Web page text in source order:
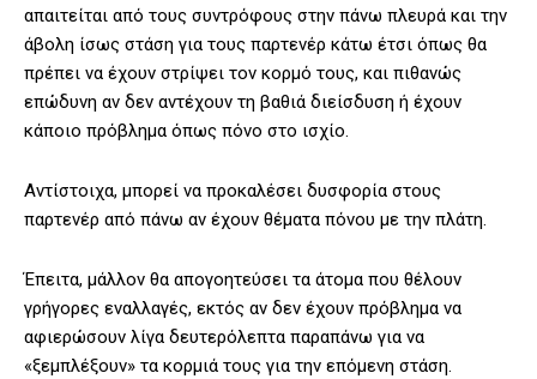
απαιτείται από τους συντρόφους στην πάνω πλευρά και την
άβολη ίσως στάση για τους παρτενέρ κάτω έτσι όπως θα
πρέπει να έχουν στρίψει τον κορμό τους, και πιθανώς
επώδυνη αν δεν αντέχουν τη βαθιά διείσδυση ή έχουν
κάποιο πρόβλημα όπως πόνο στο ισχίο.
Αντίστοιχα, μπορεί να προκαλέσει δυσφορία στους
παρτενέρ από πάνω αν έχουν θέματα πόνου με την πλάτη.
Έπειτα, μάλλον θα απογοητεύσει τα άτομα που θέλουν
γρήγορες εναλλαγές, εκτός αν δεν έχουν πρόβλημα να
αφιερώσουν λίγα δευτερόλεπτα παραπάνω για να
«ξεμπλέξουν» τα κορμιά τους για την επόμενη στάση.